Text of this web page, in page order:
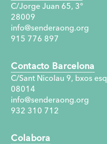
Colabora
C/Jorge Juan 65, 3°
28009
info@senderaong.org
915 776 897
Contacto Barcelona
C/Sant Nicolau 9, bxos esq
08014
info@senderaong.org
932 310 712